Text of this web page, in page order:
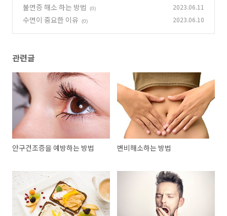
불면증 해소 하는 방법 (0) 2023.06.11
수면이 중요한 이유 (0) 2023.06.10
관련글
안구건조증을 예방하는 방법 변비해소하는 방법